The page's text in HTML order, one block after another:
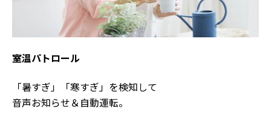
室温パトロール
「暑すぎ」「寒すぎ」を検知して
音声お知らせ＆自動運転。